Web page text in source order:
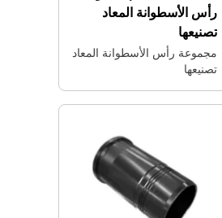
رأس الأسطوانة المعاد
تصنيعها
مجموعة رأس الأسطوانة المعاد
تصنيعها